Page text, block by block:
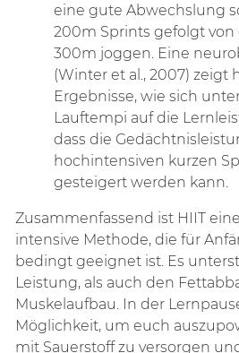
eine gute Abwechslung
200m Sprints gefolgt von
300m joggen. Eine
(Winter et al., 2007) zeigt
Ergebnisse, wie sich
Lauftempi auf die
dass die
hochintensiven kurzen
gesteigert werden kann.
Zusammenfassend ist HIIT
intensive Methode, die für
bedingt geeignet ist. Es
Leistung, als auch den
Muskelaufbau. In der
Möglichkeit, um euch
mit Sauerstoff zu versorgen